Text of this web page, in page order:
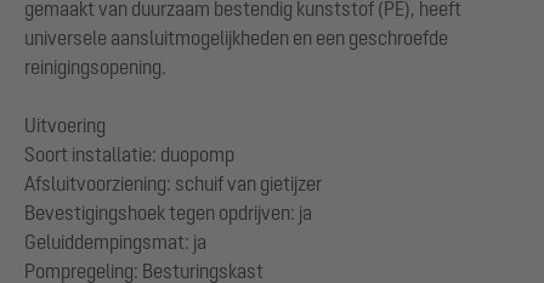
gemaakt van duurzaam bestendig kunststof (PE), heeft
universele aansluitmogelijkheden en een geschroefde
reinigingsopening.
Uitvoering
Soort installatie: duopomp
Afsluitvoorziening: schuif van gietijzer
Bevestigingshoek tegen opdrijven: ja
Geluiddempingsmat: ja
Pompregeling: Besturingskast